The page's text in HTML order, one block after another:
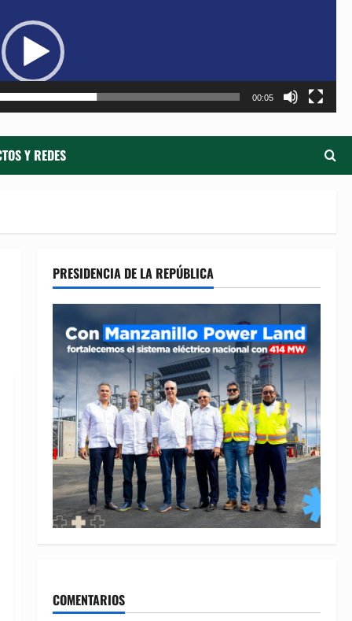
00:05
Y REDES
PRESIDENCIA DE LA REPÚBLICA
COMENTARIOS